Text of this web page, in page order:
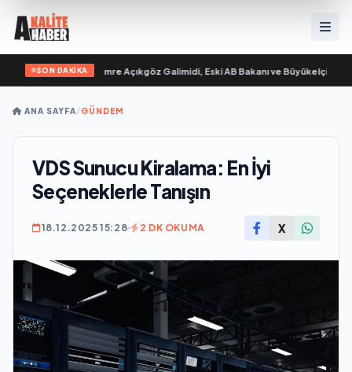
SON DAKİKA
yayımlandı• Ali Emre Açıkgöz Galimidi, Eski AB Bakanı ve Büyükelçi
ANA SAYFA/GÜNDEM
VDS Sunucu Kiralama: En İyi
Seçeneklerle Tanışın
18.12.2025 15:28 2 DK OKUMA X